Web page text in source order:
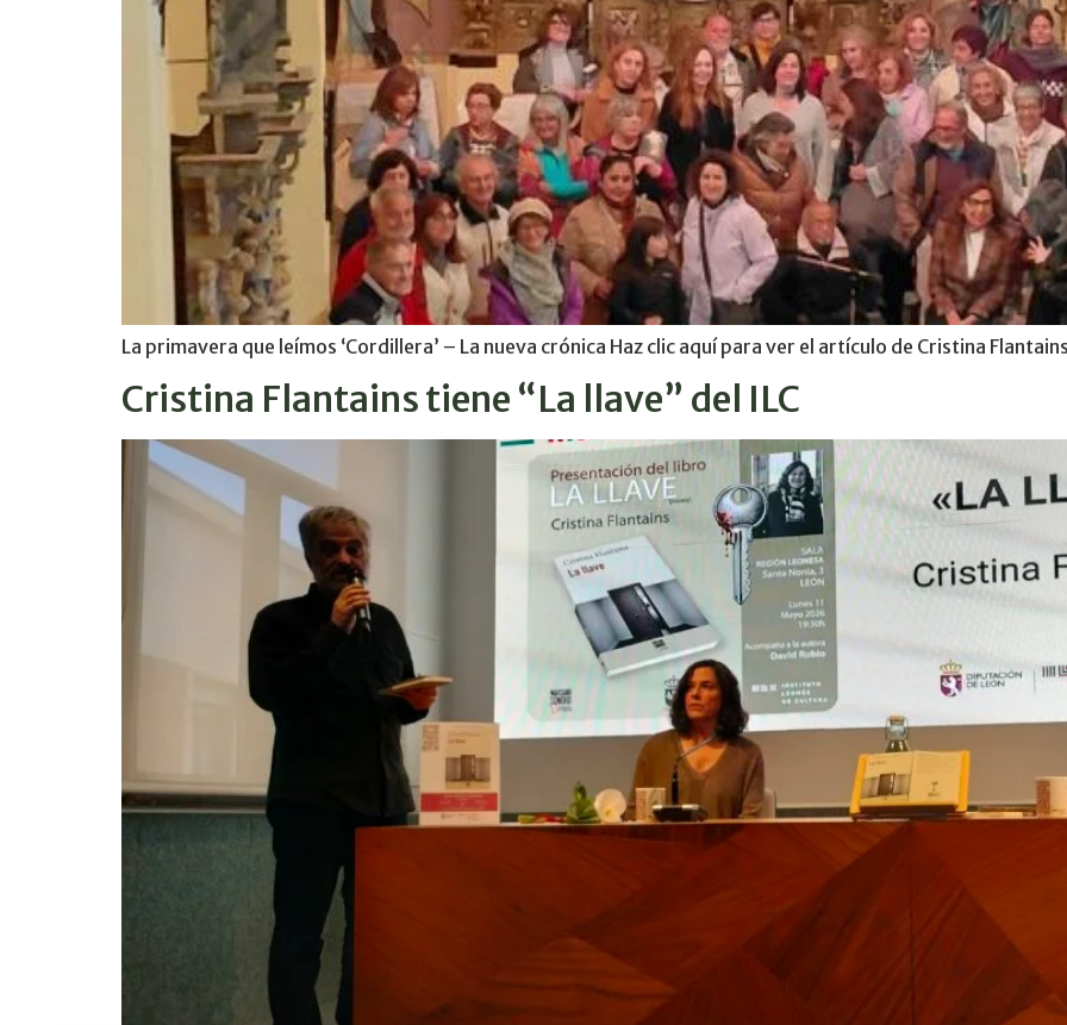
La primavera que leímos ‘Cordillera’ – La nueva crónica Haz clic aquí para ver el artículo de Cristina
Cristina Flantains tiene “La llave” del ILC